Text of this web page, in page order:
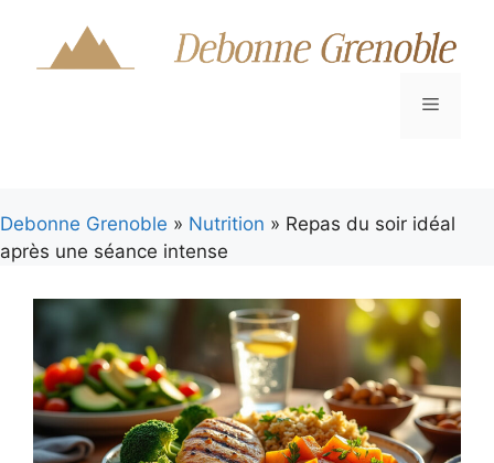
contenu
Menu
Debonne Grenoble » Nutrition » Repas du soir idéal
après une séance intense